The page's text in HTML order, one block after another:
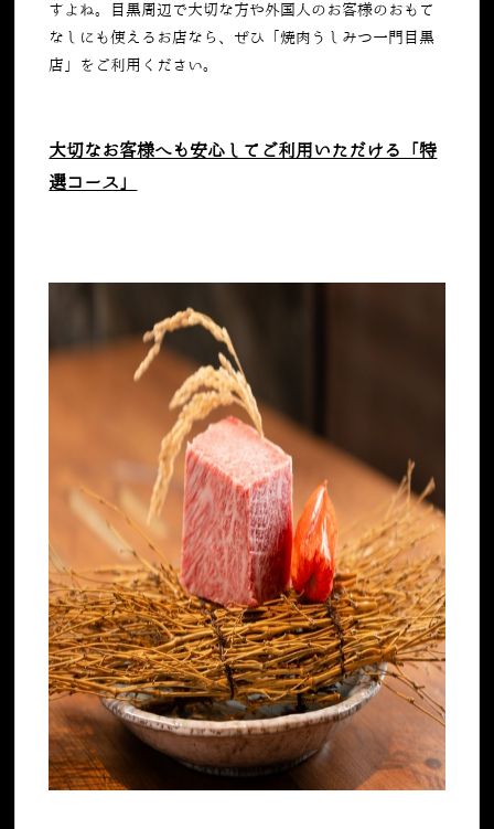
すよね。目黒周辺で大切な方や外国人のお客様のおもて
なしにも使えるお店なら、ぜひ「焼肉うしみつ一門目黒
店」をご利用ください。
大切なお客様へも安心してご利用いただける「特
選コース」